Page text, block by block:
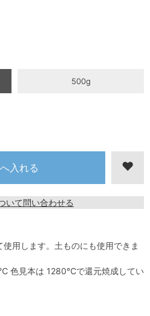
500g
いて問い合わせる
用します。土ものにも使用できま
色見本は 1280℃で還元焼成してい